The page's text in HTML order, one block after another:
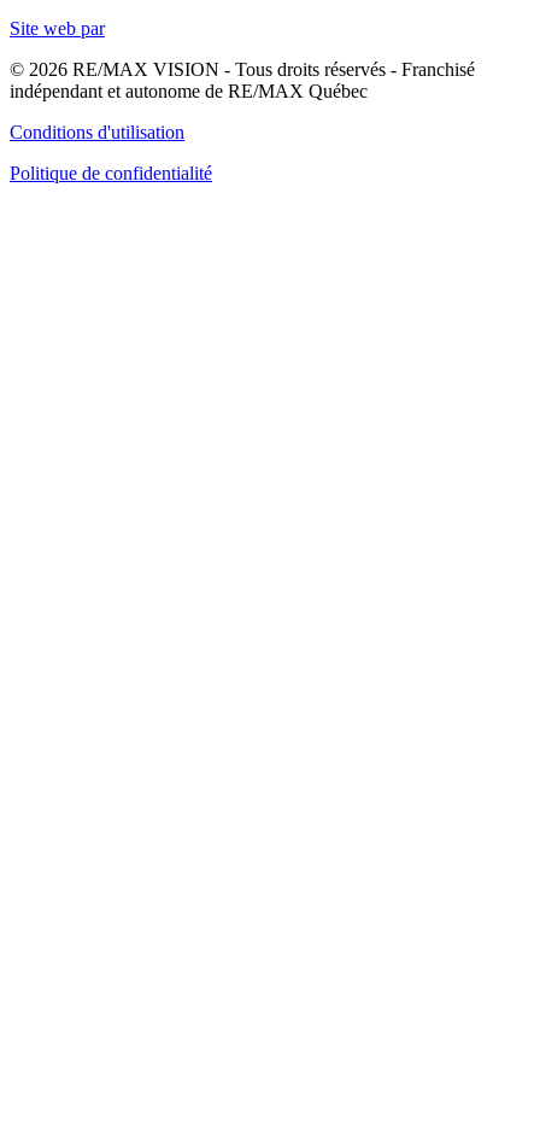
Site web par
© 2026 RE/MAX VISION - Tous droits réservés - Franchisé
indépendant et autonome de RE/MAX Québec
Conditions d'utilisation
Politique de confidentialité